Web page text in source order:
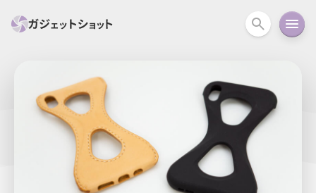
すべて スマホ カメラ
スマートホーム アクションカメラ
iPhone iPad Mac Android コラム